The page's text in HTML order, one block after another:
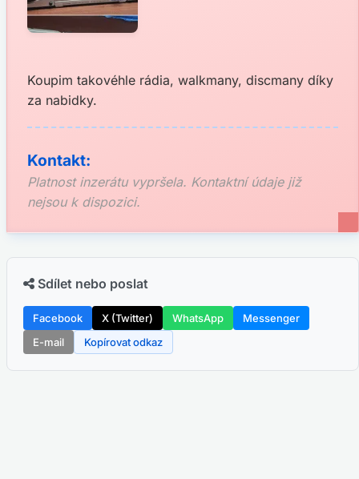
Koupim takovéhle rádia, walkmany, discmany díky
za nabidky.
Kontakt:
Platnost inzerátu vypršela. Kontaktní údaje již
nejsou k dispozici.
Sdílet nebo poslat
Facebook X (Twitter) WhatsApp
Messenger
E-mail
Kopírovat odkaz